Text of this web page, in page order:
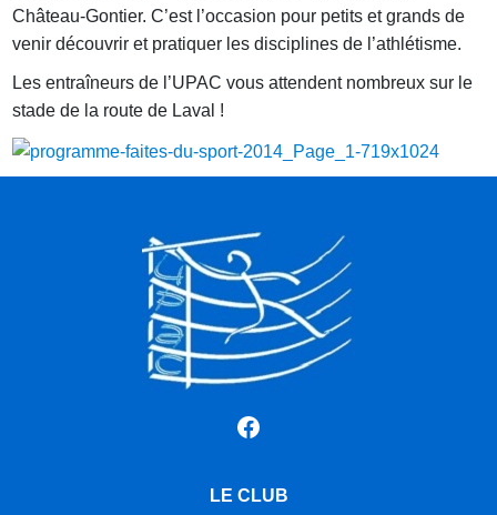
Château-Gontier. C’est l’occasion pour petits et grands de
venir découvrir et pratiquer les disciplines de l’athlétisme.
Les entraîneurs de l’UPAC vous attendent nombreux sur le
stade de la route de Laval !
Facebook
LE CLUB